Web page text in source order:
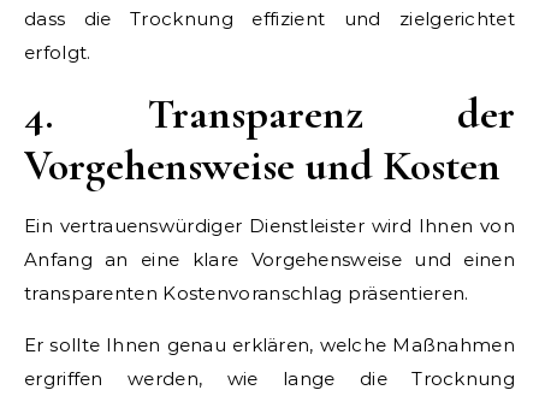
dass die Trocknung effizient und zielgerichtet
erfolgt.
4. Transparenz der
Vorgehensweise und Kosten
Ein vertrauenswürdiger Dienstleister wird Ihnen von
Anfang an eine klare Vorgehensweise und einen
transparenten Kostenvoranschlag präsentieren.
Er sollte Ihnen genau erklären, welche Maßnahmen
ergriffen werden, wie lange die Trocknung